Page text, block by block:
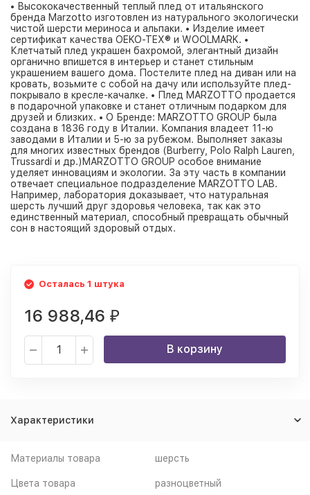
• Высококачественный теплый плед от итальянского
бренда Marzotto изготовлен из натурального экологически
чистой шерсти мериноса и альпаки. • Изделие имеет
сертификат качества OEKO-TEX® и WOOLMARK. •
Клетчатый плед украшен бахромой, элегантный дизайн
органично впишется в интерьер и станет стильным
украшением вашего дома. Постелите плед на диван или на
кровать, возьмите с собой на дачу или используйте плед-
покрывало в кресле-качалке. • Плед MARZOTTO продается
в подарочной упаковке и станет отличным подарком для
друзей и близких. • О Бренде: MARZOTTO GROUP была
создана в 1836 году в Италии. Компания владеет 11-ю
заводами в Италии и 5-ю за рубежом. Выполняет заказы
для многих известных брендов (Burberry, Polo Ralph Lauren,
Trussardi и др.)MARZOTTO GROUP особое внимание
уделяет инновациям и экологии. За эту часть в компании
отвечает специальное подразделение MARZOTTO LAB.
Например, лаборатория доказывает, что натуральная
шерсть лучший друг здоровья человека, так как это
единственный материал, способный превращать обычный
сон в настоящий здоровый отдых.
Осталась 1 штука
16 988,46 ₽
В корзину
Характеристики
Материалы товара шерсть
Цвета товара разноцветный